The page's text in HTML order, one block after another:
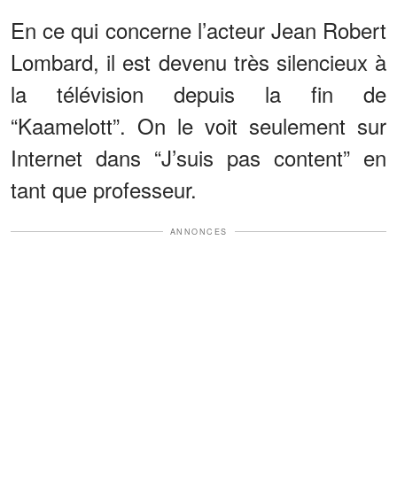
En ce qui concerne l’acteur Jean Robert
Lombard, il est devenu très silencieux à
la télévision depuis la fin de
“Kaamelott”. On le voit seulement sur
Internet dans “J’suis pas content” en
tant que professeur.
ANNONCES